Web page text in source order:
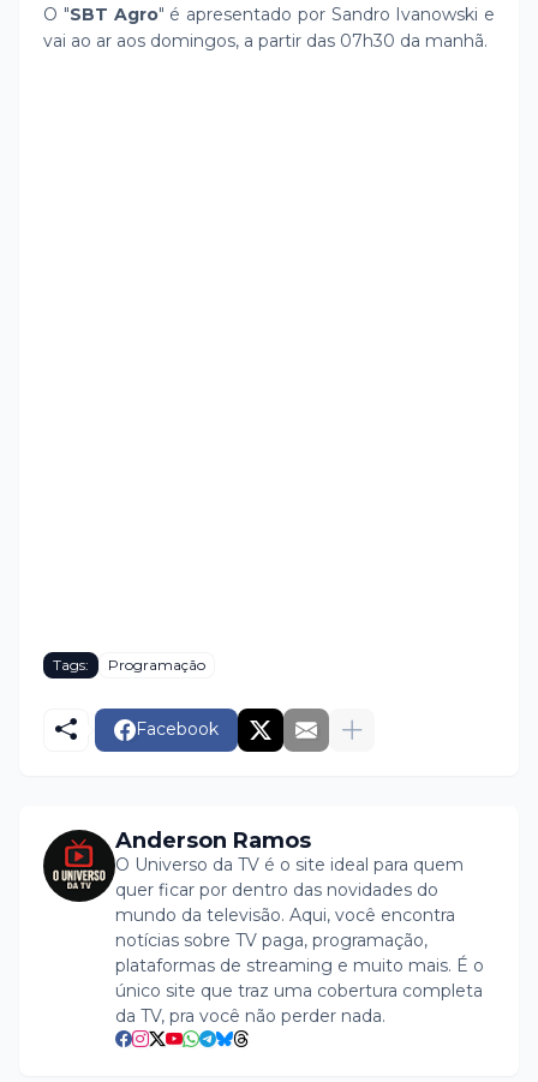
O "SBT Agro" é apresentado por Sandro Ivanowski e
vai ao ar aos domingos, a partir das 07h30 da manhã.
Tags: Programação
Facebook
Anderson Ramos
O Universo da TV é o site ideal para quem
quer ficar por dentro das novidades do
mundo da televisão. Aqui, você encontra
notícias sobre TV paga, programação,
plataformas de streaming e muito mais. É o
único site que traz uma cobertura completa
da TV, pra você não perder nada.